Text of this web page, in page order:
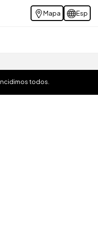
Mapa Esp
todos.